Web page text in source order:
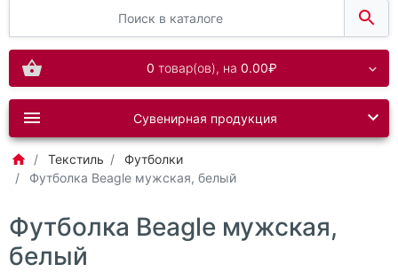
0 товар(ов), на 0.00₽
Сувенирная продукция
Текстиль
Футболки
Футболка Beagle мужская, белый
Футболка Beagle мужская,
белый